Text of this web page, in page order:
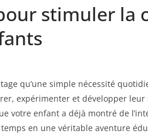
stimuler la
qu’une simple nécessité
expérimenter et développer leur
votre enfant a déjà montré de
en une véritable aventure